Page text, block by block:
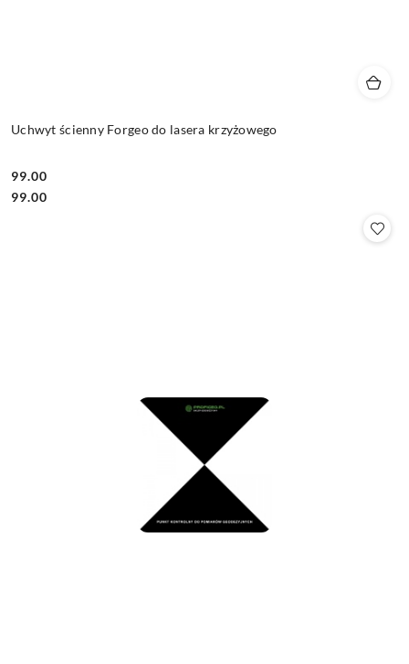
Uchwyt ścienny Forgeo do lasera krzyżowego
Cena:
99.00
Cena:
99.00